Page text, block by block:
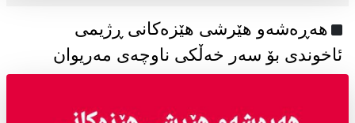
هەڕەشەو هێرشی هێزەکانی ڕژیمی
ئاخوندی بۆ سەر خەڵکی ناوچەی مەریوان